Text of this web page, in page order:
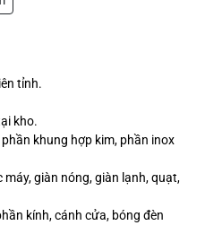
tỉnh.
kho.
khung hợp kim, phần inox
máy, giàn nóng, giàn lạnh, quạt,
kính, cánh cửa, bóng đèn